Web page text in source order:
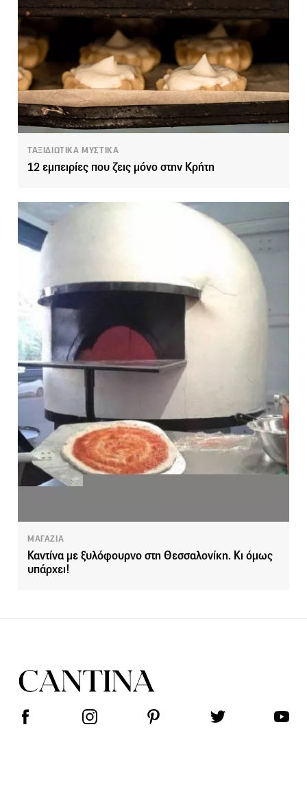
ΤΑΞΙΔΙΩΤΙΚΑ ΜΥΣΤΙΚΑ
12 εμπειρίες που ζεις μόνο στην Κρήτη
ΜΑΓΑΖΙΑ
Καντίνα με ξυλόφουρνο στη Θεσσαλονίκη. Κι όμως
υπάρχει!